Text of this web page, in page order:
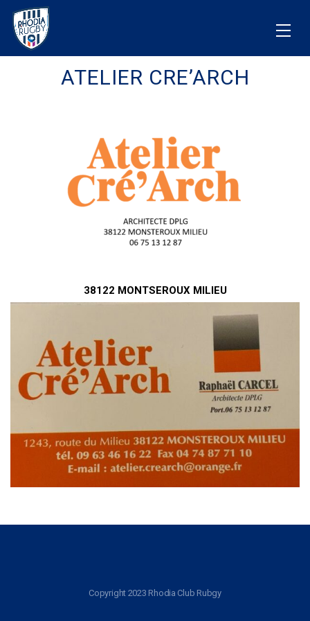
ATELIER CRE’ARCH
38122 MONTSEROUX MILIEU
Copyright 2023 Rhodia Club Rubgy